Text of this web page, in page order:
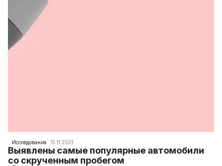
Исследования 15.11.2021
Выявлены самые популярные автомобили
со скрученным пробегом